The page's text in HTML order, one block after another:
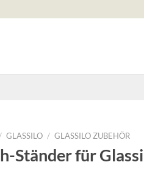
GLASSILO / GLASSILO ZUBEHÖR
Ständer für